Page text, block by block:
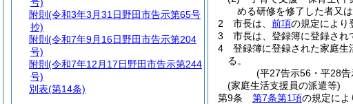
める研修を修了した者又
2
市長は、 前項の規定により
3
市長は、登録簿に登録され
4
登録簿に登録された家庭
る。
(平27告示56・平28
(家庭生活支援員の派遣等)
第9条
第7条第1項の規定によ
附則 (令和3年3月31日野田市告示第65号
抄)
附則 (令和7年9月16日野田市告示第204
号)
附則 (令和7年12月17日野田市告示第244
号)
別表(第14条)